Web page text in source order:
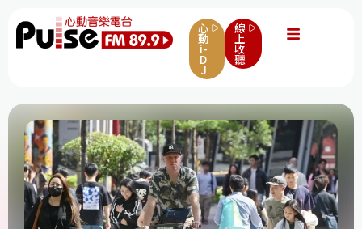
心
動
i-
D
J
線
上
收
聽